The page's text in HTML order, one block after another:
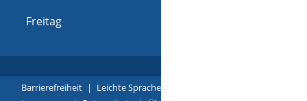
Freitag
Barrierefreiheit | Leichte Sprache